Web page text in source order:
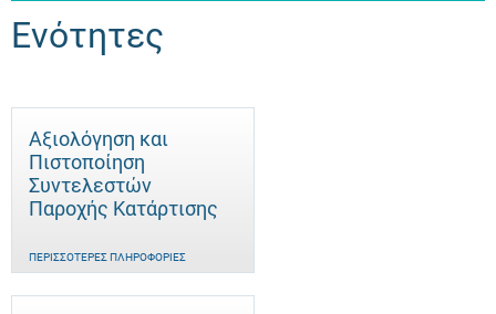
Ενότητες
Αξιολόγηση και
Πιστοποίηση
Συντελεστών
Παροχής Κατάρτισης
ΠΕΡΙΣΣΌΤΕΡΕΣ ΠΛΗΡΟΦΟΡΊΕΣ